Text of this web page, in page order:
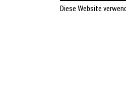
Diese Website